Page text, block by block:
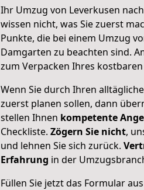
Ihr Umzug von Leverkusen
wissen nicht, was Sie zuerst
Punkte, die bei einem Umzug
Damgarten zu beachten sind.
zum Verpacken Ihres
Wenn Sie durch Ihren
zuerst planen sollen, dann
stellen Ihnen kompetente
Checkliste. Zögern Sie nicht,
und lehnen Sie sich zurück.
Erfahrung in der
Füllen Sie jetzt das Formular